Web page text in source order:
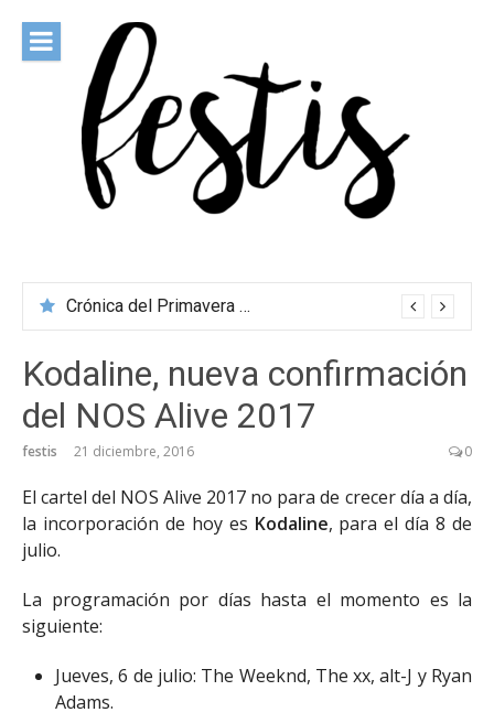
contenido
Crónica del Primavera Sound Porto 2026
Kodaline, nueva confirmación
del NOS Alive 2017
festis 21 diciembre, 2016 0
El cartel del NOS Alive 2017 no para de crecer día a día,
la incorporación de hoy es Kodaline, para el día 8 de
julio.
La programación por días hasta el momento es la
siguiente:
Jueves, 6 de julio: The Weeknd, The xx, alt-J y Ryan
Adams.